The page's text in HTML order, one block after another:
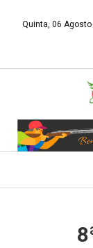
Quinta, 06